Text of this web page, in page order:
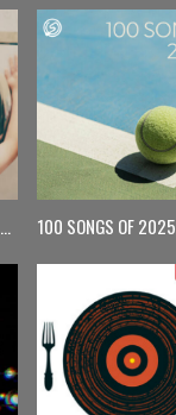
【月曜更新】Monday Spin 100 SONGS OF 2025